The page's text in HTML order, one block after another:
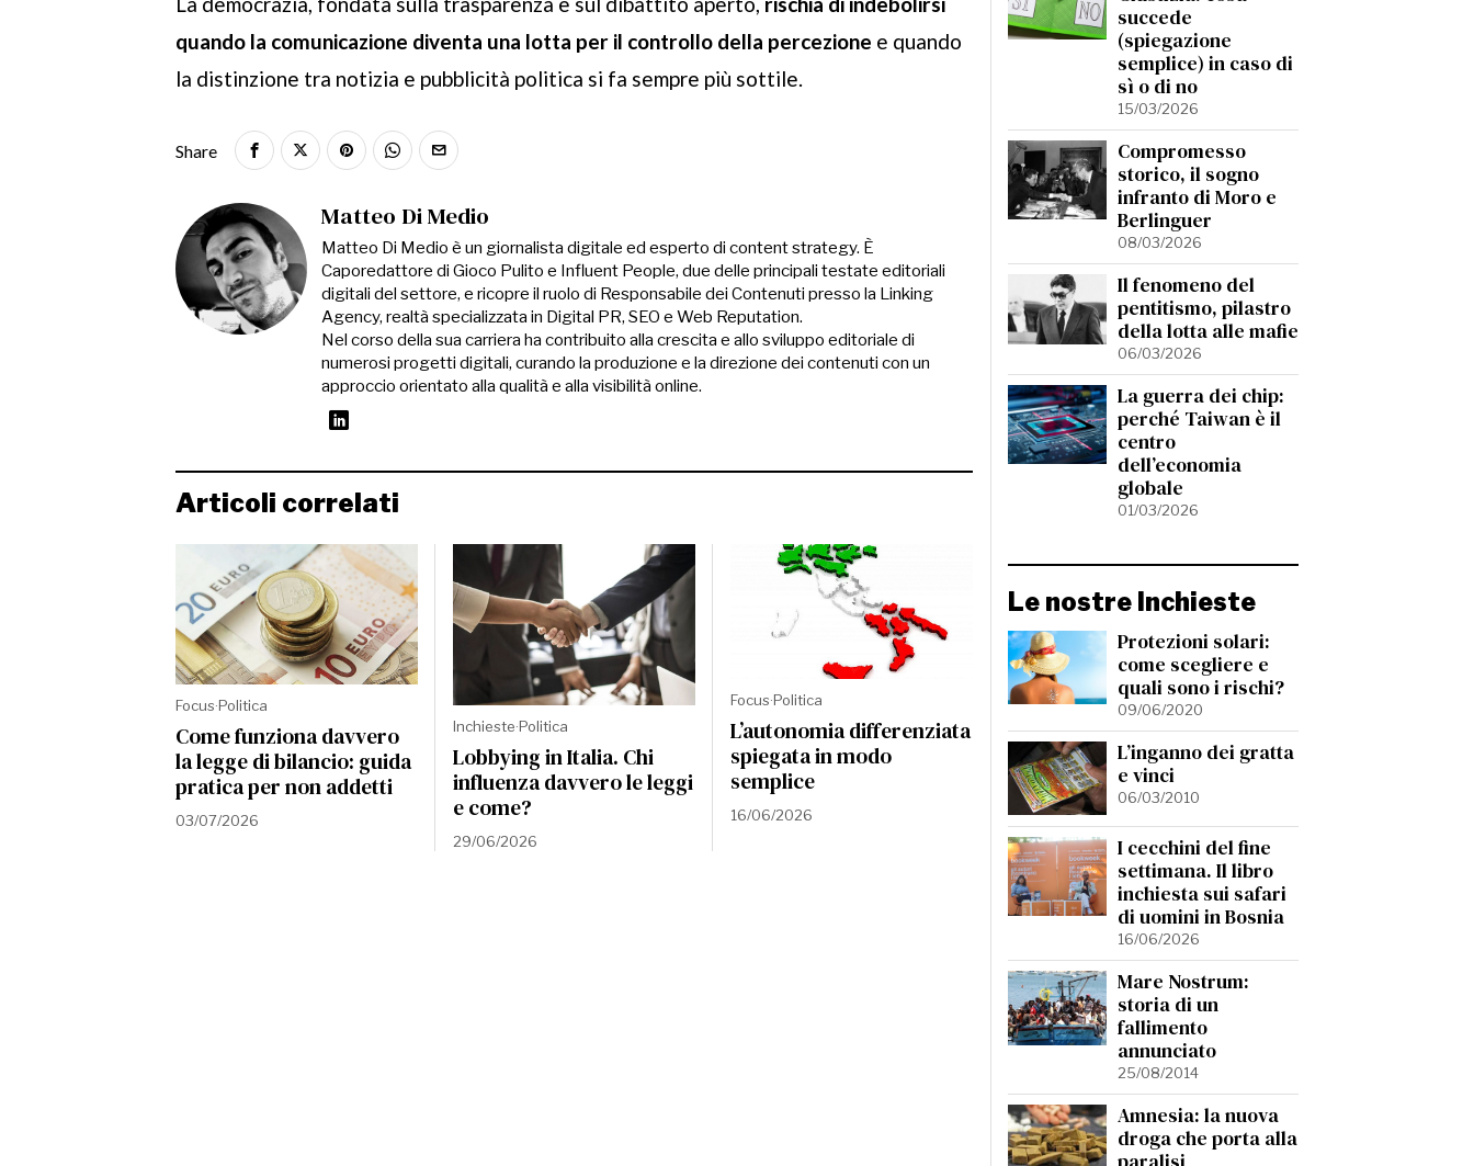
quando la comunicazione diventa una lotta per il controllo della percezione e quando
la distinzione tra notizia e pubblicità politica si fa sempre più sottile.
Share
Matteo Di Medio
Matteo Di Medio è un giornalista digitale ed esperto di content strategy. È
Caporedattore di Gioco Pulito e Influent People, due delle principali testate editoriali
digitali del settore, e ricopre il ruolo di Responsabile dei Contenuti presso la Linking
Agency, realtà specializzata in Digital PR, SEO e Web Reputation.
Nel corso della sua carriera ha contribuito alla crescita e allo sviluppo editoriale di
numerosi progetti digitali, curando la produzione e la direzione dei contenuti con un
approccio orientato alla qualità e alla visibilità online.
Articoli correlati
Focus·Politica
Come funziona davvero
la legge di bilancio: guida
pratica per non addetti
03/07/2026
Inchieste·Politica
Lobbying in Italia. Chi
influenza davvero le leggi
e come?
29/06/2026
Focus·Politica
L’autonomia differenziata
spiegata in modo
semplice
16/06/2026
succede
(spiegazione
semplice) in caso di
sì o di no
15/03/2026
Compromesso
storico, il sogno
infranto di Moro e
Berlinguer
08/03/2026
Il fenomeno del
pentitismo, pilastro
della lotta alle mafie
06/03/2026
La guerra dei chip:
perché Taiwan è il
centro
dell’economia
globale
01/03/2026
Le nostre Inchieste
Protezioni solari:
come scegliere e
quali sono i rischi?
09/06/2020
L’inganno dei gratta
e vinci
06/03/2010
I cecchini del fine
settimana. Il libro
inchiesta sui safari
di uomini in Bosnia
16/06/2026
Mare Nostrum:
storia di un
fallimento
annunciato
25/08/2014
Amnesia: la nuova
droga che porta alla